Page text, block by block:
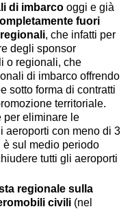
di imbarco oggi e già
fuori
, che infatti per
degli sponsor
o regionali, che
di imbarco offrendo
sotto forma di contratti
territoriale.
per eliminare le
aeroporti con meno di 3
sul medio periodo
tutti gli aeroporti
regionale sulla
civili (nel